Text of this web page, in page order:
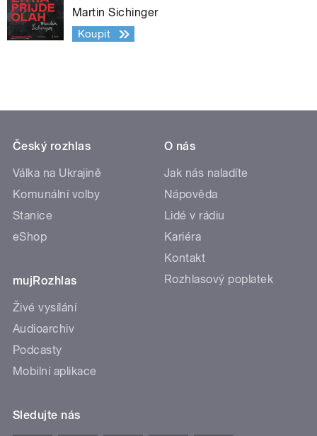
Martin Sichinger
Koupit
Český rozhlas
Válka na Ukrajině
Komunální volby
Stanice
eShop
mujRozhlas
Živé vysílání
Audioarchiv
Podcasty
Mobilní aplikace
O nás
Jak nás naladíte
Nápověda
Lidé v rádiu
Kariéra
Kontakt
Rozhlasový poplatek
Sledujte nás